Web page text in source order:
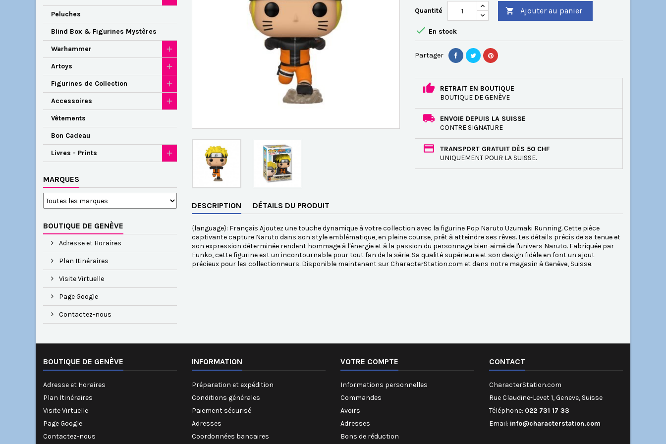
Peluches
Blind Box & Figurines Mystères
Warhammer
Artoys
Figurines de Collection
Accessoires
Vêtements
Bon Cadeau
Livres - Prints
MARQUES
BOUTIQUE DE GENÈVE
Adresse et Horaires
Plan Itinéraires
Visite Virtuelle
Page Google
Contactez-nous
Quantité  Ajouter au panier
 En stock
Partager
RETRAIT EN BOUTIQUE
BOUTIQUE DE GENÈVE
ENVOIE DEPUIS LA SUISSE
CONTRE SIGNATURE
TRANSPORT GRATUIT DÈS 50 CHF
UNIQUEMENT POUR LA SUISSE.
DESCRIPTION DÉTAILS DU PRODUIT
{language}: Français Ajoutez une touche dynamique à votre collection avec la figurine Pop Naruto Uzumaki Running. Cette pièce
captivante capture Naruto dans son style emblématique, en pleine course, prêt à atteindre ses rêves. Les détails précis de sa tenue et
son expression déterminée rendent hommage à l'énergie et à la passion du personnage bien-aimé de l'univers Naruto. Fabriquée par
Funko, cette figurine est un incontournable pour tout fan de la série. Sa qualité supérieure et son design fidèle en font un ajout
précieux pour les collectionneurs. Disponible maintenant sur CharacterStation.com et dans notre magasin à Genève, Suisse.
BOUTIQUE DE GENÈVE
Adresse et Horaires
Plan Itinéraires
Visite Virtuelle
Page Google
Contactez-nous
INFORMATION
Préparation et expédition
Conditions générales
Paiement sécurisé
Adresses
Coordonnées bancaires
VOTRE COMPTE
Informations personnelles
Commandes
Avoirs
Adresses
Bons de réduction
CONTACT
CharacterStation.com
Rue Claudine-Levet 1, Geneve, Suisse
Téléphone: 022 731 17 33
Email: info@characterstation.com